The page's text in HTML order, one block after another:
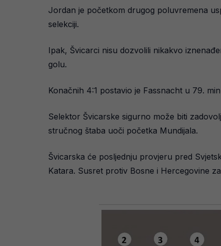
Jordan je početkom drugog poluvremena
selekciji.
Ipak, Švicarci nisu dozvolili nikakvo
golu.
Konačnih 4:1 postavio je Fassnacht u 79.
Selektor Švicarske sigurno može biti
stručnog štaba uoči početka Mundijala.
Švicarska će posljednju provjeru pred
Katara. Susret protiv Bosne i Hercegovine